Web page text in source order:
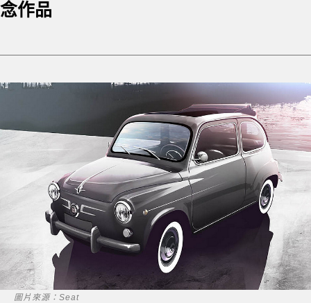
念作品
圖片來源：Seat